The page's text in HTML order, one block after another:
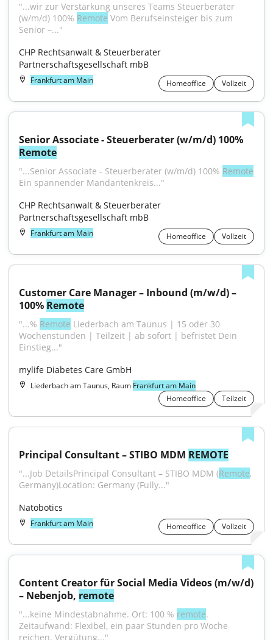
"...wir zur Verstärkung unseres Teams Steuerberater
(w/m/d) 100% Remote Vom Berufseinsteiger bis zum
Senior –..."
CHP Rechtsanwalt & Steuerberater
Partnerschaftsgesellschaft mbB
Frankfurt am Main Homeoffice Vollzeit
Remote
"...Senior Associate - Steuerberater (w/m/d) 100% Remote
Ein spannender Mandantenkreis..."
CHP Rechtsanwalt & Steuerberater
Partnerschaftsgesellschaft mbB
Frankfurt am Main Homeoffice Vollzeit
Customer Care Manager – Inbound (m/w/d) –
100% Remote
"...% Remote Liederbach am Taunus | 15 oder 30
Wochenstunden | Teilzeit | ab sofort | befristet Dein
Einstieg..."
mylife Diabetes Care GmbH
Liederbach am Taunus, Raum Frankfurt am Main
Homeoffice
Teilzeit
Principal Consultant – STIBO MDM REMOTE
"...Job DetailsPrincipal Consultant – STIBO MDM (Remote,
Germany)Location: Germany (Fully..."
Natobotics
Frankfurt am Main Homeoffice Vollzeit
Content Creator für Social Media Videos (m/w/d)
– Nebenjob, remote
"...keine Mindestabnahme. Ort: 100 % remote.
Zeitaufwand: Flexibel, ein paar Stunden pro Woche
reichen. Vergütung..."